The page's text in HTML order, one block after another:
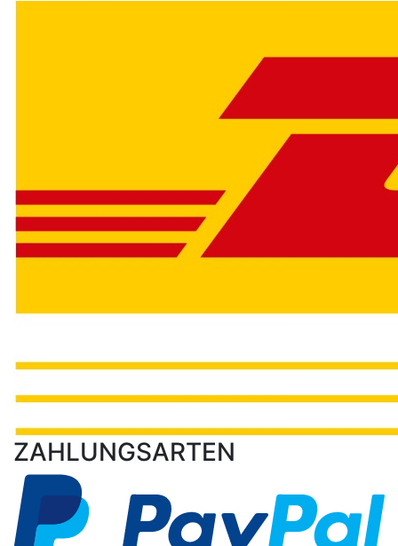
ZAHLUNGSARTEN